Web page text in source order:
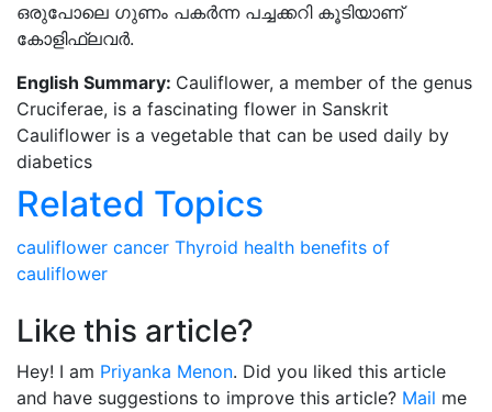
ഒരുപോലെ ഗുണം പകർന്ന പച്ചക്കറി കൂടിയാണ്
കോളിഫ്ലവർ.
English Summary: Cauliflower, a member of the genus
Cruciferae, is a fascinating flower in Sanskrit
Cauliflower is a vegetable that can be used daily by
diabetics
Related Topics
cauliflower cancer Thyroid health benefits of
cauliflower
Like this article?
Hey! I am Priyanka Menon. Did you liked this article
and have suggestions to improve this article? Mail me